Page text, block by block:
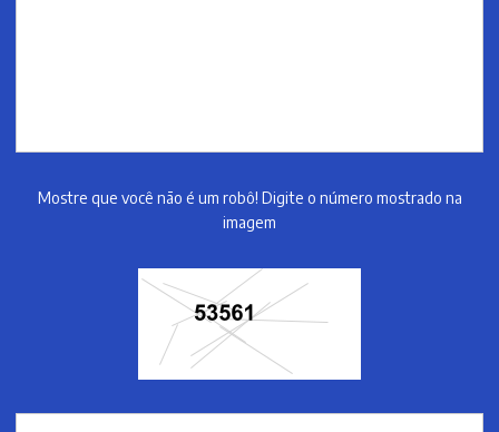
Mostre que você não é um robô! Digite o número mostrado na
imagem